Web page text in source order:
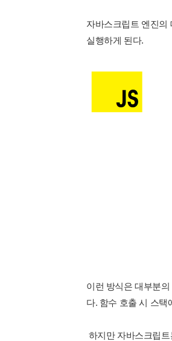
자바스크립트 엔진의
실행하게 된다.
이런 방식은 대부분
다. 함수 호출 시 스택
하지만 자바스크립